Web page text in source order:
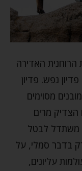
הרוחנית האדירה
נפש. פדיון
מסוימים
הצדיק מרים
משתדל לבטל
בדבר סמלי, על
עליונים,